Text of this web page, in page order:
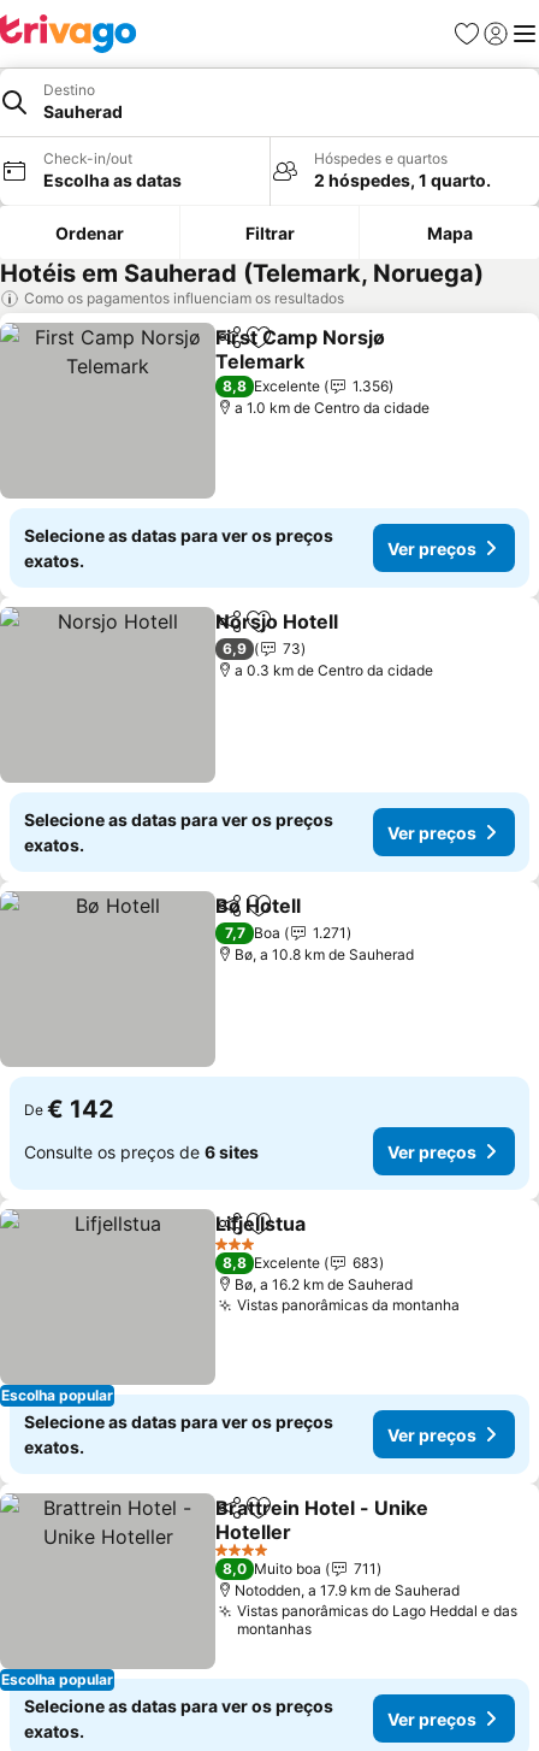
Favoritos
Iniciar
Destino
Sauherad
Check-in/out
Escolha as datas
Hóspedes e quartos
2 hóspedes, 1 quarto.
Ordenar Filtrar Mapa
Hotéis em Sauherad (Telemark, Noruega)
Como os pagamentos influenciam os resultados
PartilharAdicionar aos favoritos
First Camp Norsjø
Telemark
Ver preços
8,8 Excelente
1.356
a 1.0 km de Centro da cidade
Selecione as datas para ver os preços
exatos.
Ver preços
PartilharAdicionar aos favoritos
Norsjo Hotell
6,9
73
a 0.3 km de Centro da cidade
Selecione as datas para ver os preços
exatos.
Ver preços
PartilharAdicionar aos favoritos
Bø Hotell
7,7 Boa
1.271
Bø, a 10.8 km de Sauherad
De € 142
Consulte os preços de 6 sites Ver preços
Escolha popular
PartilharAdicionar aos favoritos
Lifjellstua
3 Estrelas
8,8 Excelente
683
Bø, a 16.2 km de Sauherad
Vistas panorâmicas da montanha
Selecione as datas para ver os preços
exatos.
Ver preços
Escolha popular
PartilharAdicionar aos favoritos
Brattrein Hotel - Unike
Hoteller
Ver preços
4 Estrelas
8,0 Muito boa
711
Notodden, a 17.9 km de Sauherad
Vistas panorâmicas do Lago Heddal e das
montanhas
Selecione as datas para ver os preços
exatos.
Ver preços